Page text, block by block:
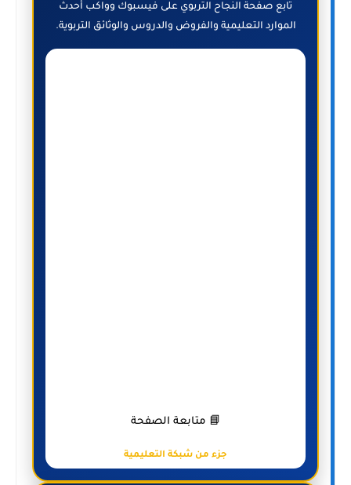
تابع صفحة النجاح التربوي على فيسبوك وواكب أحدث
الموارد التعليمية والفروض والدروس والوثائق التربوية.
📘 متابعة الصفحة
جزء من شبكة التعليمية